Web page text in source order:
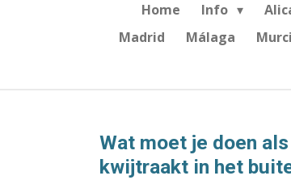
Home Info
Madrid
Málaga
Wat moet je doen
kwijtraakt in het